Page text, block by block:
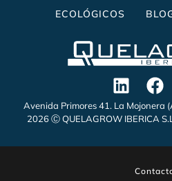
ECOLÓGICOS
Avenida Primores 41. La Mojonera
2026 Ⓒ QUELAGROW IBERICA